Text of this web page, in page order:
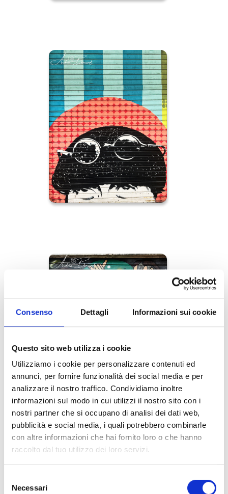
Consenso Dettagli Informazioni sui cookie
Questo sito web utilizza i cookie
Utilizziamo i cookie per personalizzare contenuti ed
annunci, per fornire funzionalità dei social media e per
analizzare il nostro traffico. Condividiamo inoltre
informazioni sul modo in cui utilizzi il nostro sito con i
nostri partner che si occupano di analisi dei dati web,
pubblicità e social media, i quali potrebbero combinarle
con altre informazioni che hai fornito loro o che hanno
raccolto dal tuo utilizzo dei loro servizi.
delNecessari